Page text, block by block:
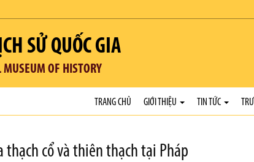
SỬ QUỐC GIA
OF HISTORY
TRANG CHỦ GIỚI THIỆU TIN TỨC
thạch cổ và thiên thạch tại Pháp